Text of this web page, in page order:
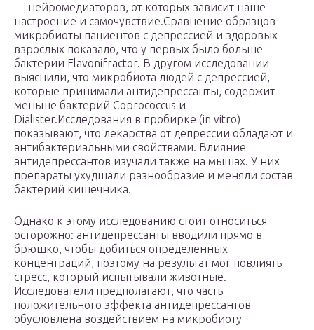
— нейромедиаторов, от которых зависит наше
настроение и самочувствие.Сравнение образцов
микробиоты пациентов с депрессией и здоровых
взрослых показало, что у первых было больше
бактерии Flavonifractor. В другом исследовании
выяснили, что микробиота людей с депрессией,
которые принимали антидепрессанты, содержит
меньше бактерий Coprococcus и
Dialister.Исследования в пробирке (in vitro)
показывают, что лекарства от депрессии обладают и
антибактериальными свойствами. Влияние
антидепрессантов изучали также на мышах. У них
препараты ухудшали разнообразие и меняли состав
бактерий кишечника.
Однако к этому исследованию стоит относиться
осторожно: антидепрессанты вводили прямо в
брюшко, чтобы добиться определенных
концентраций, поэтому на результат мог повлиять
стресс, который испытывали животные.
Исследователи предполагают, что часть
положительного эффекта антидепрессантов
обусловлена воздействием на микробиоту